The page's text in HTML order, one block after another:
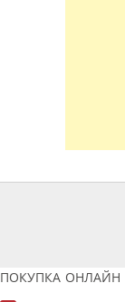
ПОКУПКА ОНЛАЙН